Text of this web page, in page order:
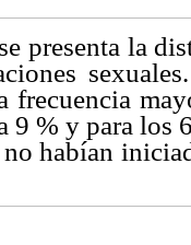
se presenta la
frecuencia
9 % y para los
no habían